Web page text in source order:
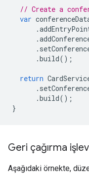
// Create a
var
.
.
.
.build();
return
.
.build();
}
Geri çağırma
Aşağıdaki örnekte,